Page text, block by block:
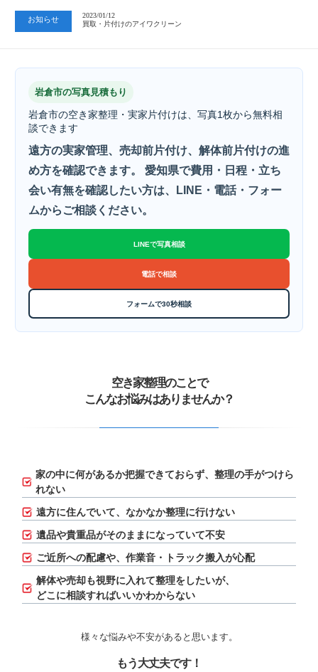
お知らせ
2023/01/12
買取・片付けのアイワクリーン
中日新聞 岐阜版「空き家対策SOS」コーナーに掲載いただきまし…
岩倉市の写真見積もり
岩倉市の空き家整理・実家片付けは、写真1枚から無料相
談できます
遠方の実家管理、売却前片付け、解体前片付けの進
め方を確認できます。 愛知県で費用・日程・立ち
会い有無を確認したい方は、LINE・電話・フォー
ムからご相談ください。
LINEで写真相談
電話で相談
フォームで30秒相談
空き家整理のことで
こんなお悩みはありませんか？
家の中に何があるか把握できておらず、 整理の手がつけら
れない
遠方に住んでいて、なかなか整理に行けない
遺品や貴重品がそのままになっていて不安
ご近所への配慮や、作業音・トラック搬入が心配
解体や売却も視野に入れて整理をしたいが、
どこに相談すればいいかわからない
様々な悩みや不安があると思います。
もう大丈夫です！